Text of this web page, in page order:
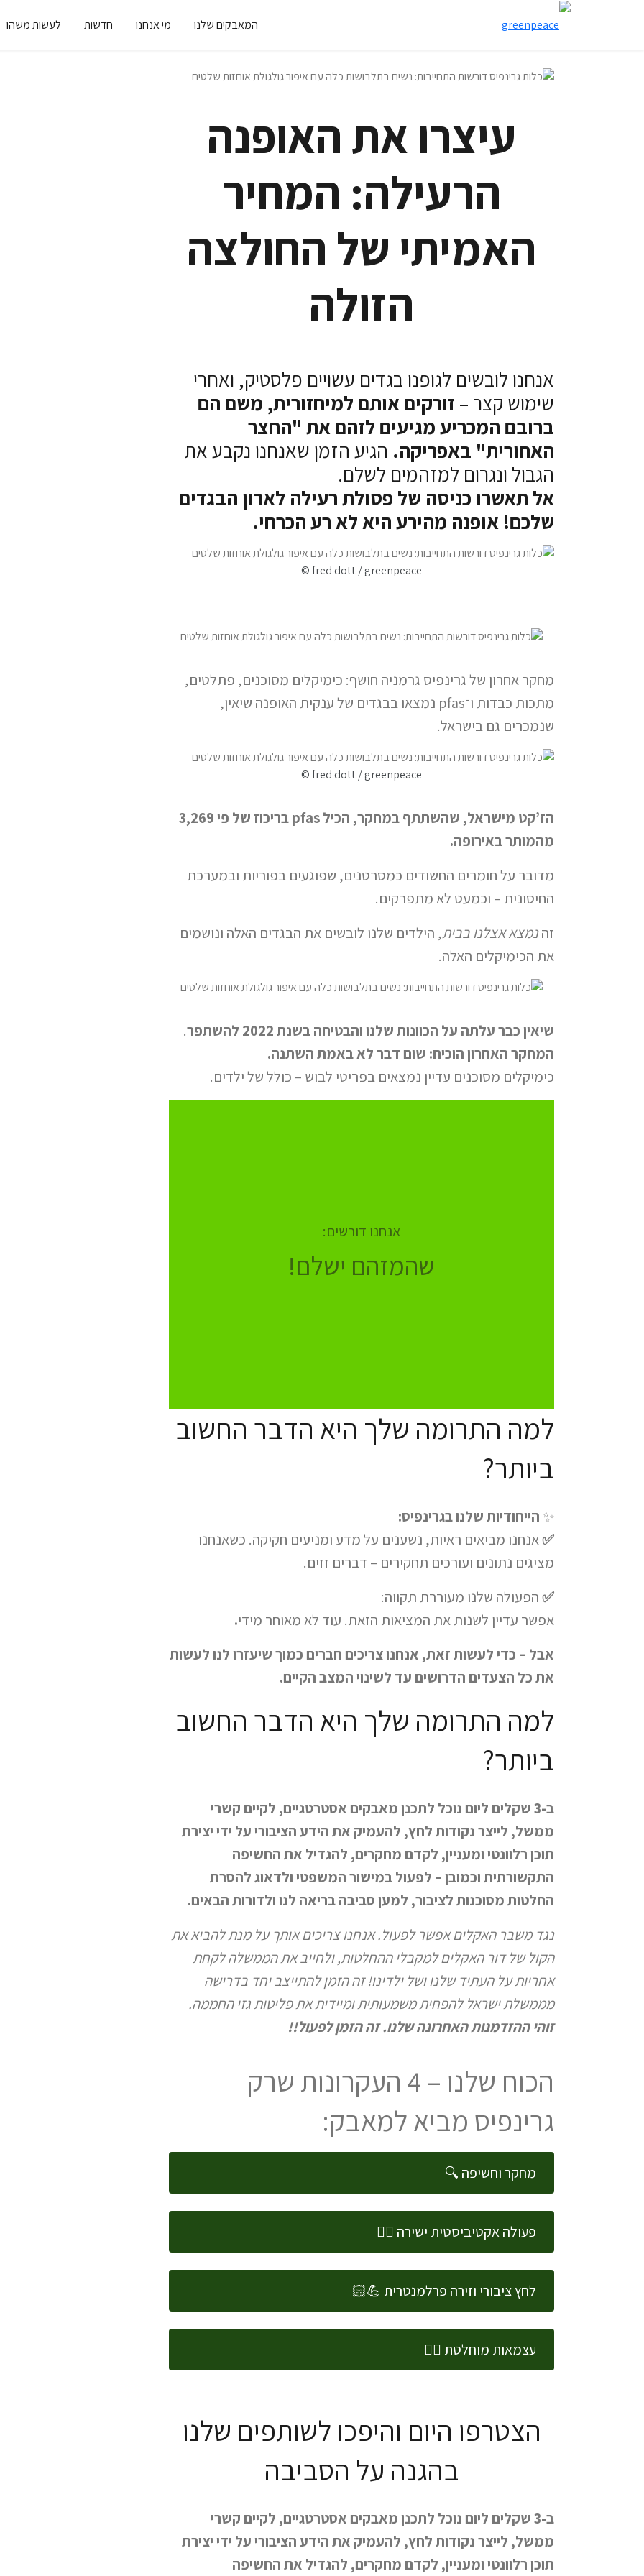
המאבקים שלנו מי אנחנו חדשות לעשות משהו
עיצרו את האופנה
הרעילה: המחיר
האמיתי של החולצה
הזולה​
אנחנו לובשים לגופנו בגדים עשויים פלסטיק, ואחרי
שימוש קצר – זורקים אותם למיחזורית, משם הם
ברובם המכריע מגיעים לזהם את "החצר
האחורית" באפריקה. הגיע הזמן שאנחנו נקבע את
הגבול ונגרום למזהמים לשלם.
אל תאשרו כניסה של פסולת רעילה לארון הבגדים
שלכם! אופנה מהירע היא לא רע הכרחי.
© fred dott / greenpeace
מחקר אחרון של גרינפיס גרמניה חושף: כימיקלים מסוכנים, פתלטים,
מתכות כבדות ו־pfas נמצאו בבגדים של ענקית האופנה שיאין,
שנמכרים גם בישראל.
© fred dott / greenpeace
הז’קט מישראל, שהשתתף במחקר, הכיל pfas בריכוז של פי 3,269
מהמותר באירופה.
מדובר על חומרים החשודים כמסרטנים, שפוגעים בפוריות ובמערכת
החיסונית – וכמעט לא מתפרקים.
זהנמצא אצלנו בבית, הילדים שלנו לובשים את הבגדים האלה ונושמים
את הכימיקלים האלה.
שיאין כבר עלתה על הכוונות שלנו והבטיחה בשנת 2022 להשתפר
.
המחקר האחרון הוכיח: שום דבר לא באמת השתנה.
כימיקלים מסוכנים עדיין נמצאים בפריטי לבוש – כולל של ילדים.
אנחנו דורשים:
שהמזהם ישלם!
למה התרומה שלך היא הדבר החשוב
ביותר?​
✨ הייחודיות שלנו בגרינפיס:
✅אנחנו מביאים ראיות, נשענים על מדע ומניעים חקיקה. כשאנחנו
מציגים נתונים ועורכים תחקירים – דברים זזים.
✅הפעולה שלנו מעוררת תקווה:
אפשר עדיין לשנות את המציאות הזאת. עוד לא מאוחר מידי.
אבל – כדי לעשות זאת, אנחנו צריכים חברים כמוך שיעזרו לנו לעשות
את כל הצעדים הדרושים עד לשינוי המצב הקיים.
למה התרומה שלך היא הדבר החשוב
ביותר?​
ב-3 שקלים ליום נוכל לתכנן מאבקים אסטרטגיים, לקיים קשרי
ממשל, לייצר נקודות לחץ, להעמיק את הידע הציבורי על ידי יצירת
תוכן רלוונטי ומעניין, לקדם מחקרים, להגדיל את החשיפה
התקשורתית וכמובן – לפעול במישור המשפטי ולדאוג להסרת
החלטות מסוכנות לציבור, למען סביבה בריאה לנו ולדורות הבאים.
נגד משבר האקלים אפשר לפעול. אנחנו צריכים אותך על מנת להביא את
הקול של דור האקלים למקבלי ההחלטות, ולחייב את הממשלה לקחת
אחריות על העתיד שלנו ושל ילדינו! זה הזמן להתייצב יחד בדרישה
מממשלת ישראל להפחית משמעותית ומיידית את פליטות גזי החממה.
זוהי ההזדמנות האחרונה שלנו. זה הזמן לפעול!!
הכוח שלנו – 4 העקרונות שרק
גרינפיס מביא למאבק:
מחקר וחשיפה 🔍
פעולה אקטיביסטית ישירה ✊🏻
לחץ ציבורי וזירה פרלמנטרית 💪🏻
עצמאות מוחלטת ✌🏻
הצטרפו היום והיפכו לשותפים שלנו
בהגנה על הסביבה
ב-3 שקלים ליום נוכל לתכנן מאבקים אסטרטגיים, לקיים קשרי
ממשל, לייצר נקודות לחץ, להעמיק את הידע הציבורי על ידי יצירת
תוכן רלוונטי ומעניין, לקדם מחקרים, להגדיל את החשיפה